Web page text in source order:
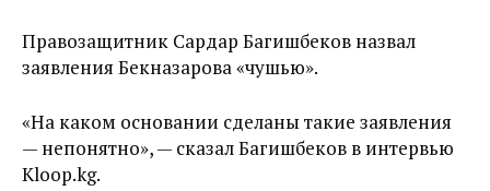
Правозащитник Сардар Багишбеков назвал
заявления Бекназарова «чушью».
«На каком основании сделаны такие заявления
— непонятно», — сказал Багишбеков в интервью
Kloop.kg.